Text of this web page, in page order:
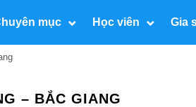
mục Học viên Gia
– BẮC GIANG